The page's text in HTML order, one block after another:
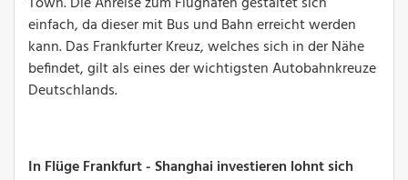
einfach, da dieser mit Bus und Bahn erreicht werden
kann. Das Frankfurter Kreuz, welches sich in der Nähe
befindet, gilt als eines der wichtigsten Autobahnkreuze
Deutschlands.
In Flüge Frankfurt - Shanghai investieren lohnt sich